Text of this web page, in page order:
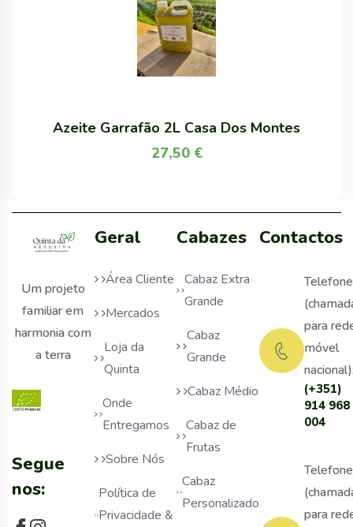
Azeite Garrafão 2L Casa Dos Montes
27,50 €
Um projeto
familiar em
harmonia com
a terra
Segue
nos:
Geral
Área Cliente
Mercados
Loja da
Quinta
Onde
Entregamos
Sobre Nós
Política de
Privacidade &
Cabazes
Cabaz Extra
Grande
Cabaz
Grande
Cabaz Médio
Cabaz de
Frutas
Cabaz
Personalizado
Contactos
(+351)
914 968
004
Telefone
para
móvel
Telefone
para